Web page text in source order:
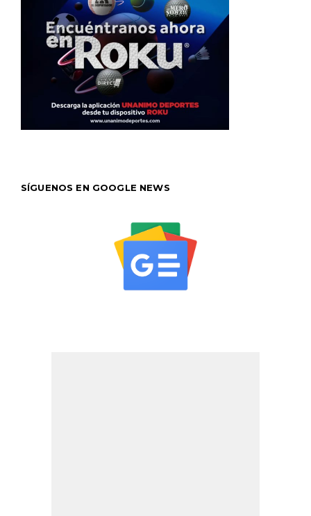
SÍGUENOS EN GOOGLE NEWS